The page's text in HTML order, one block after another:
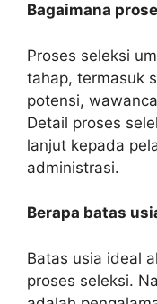
Bagaimana
Proses seleksi
tahap, termasuk
potensi,
Detail proses
lanjut kepada
administrasi.
Berapa batas
Batas usia ideal
proses seleksi.